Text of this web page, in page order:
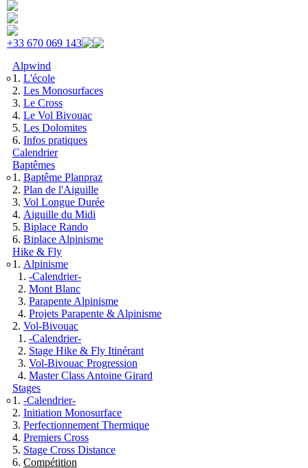
Skip to navigation
Aller au contenu principal
+33 670 069 143
Alpwind
L'école
Les Monosurfaces
Le Cross
Le Vol Bivouac
Les Dolomites
Infos pratiques
Calendrier
Baptêmes
Baptême Planpraz
Plan de l'Aiguille
Vol Longue Durée
Aiguille du Midi
Biplace Rando
Biplace Alpinisme
Hike & Fly
Alpinisme
-Calendrier-
Mont Blanc
Parapente Alpinisme
Projets Parapente & Alpinisme
Vol-Bivouac
-Calendrier-
Stage Hike & Fly Itinérant
Vol-Bivouac Progression
Master Class Antoine Girard
Stages
-Calendrier-
Initiation Monosurface
Perfectionnement Thermique
Premiers Cross
Stage Cross Distance
Compétition